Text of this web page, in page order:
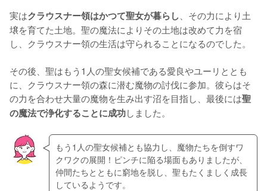
実はクラウスナー領はかつて聖女が暮らし 、その力により土
壌を育てた土地。聖の魔法によりその土地は改めて力を宿
し、クラウスナー領の生活は守られることになるのでした。
その後、聖はもう1人の聖女候補である愛良やユーリととも
に、クラウスナー領の森に潜む魔物の討伐に参加。彼らはそ
の力を合わせ大量の魔物を生み出す沼を目指し、最後には聖
の魔法で浄化することに成功しました。
もう1人の聖女候補とも協力し、魔物たちを倒すワ
クワクの展開！ピンチに陥る場面もありましたが、
仲間たちとともに窮地を脱し、聖もたくましく成長
しているようです。